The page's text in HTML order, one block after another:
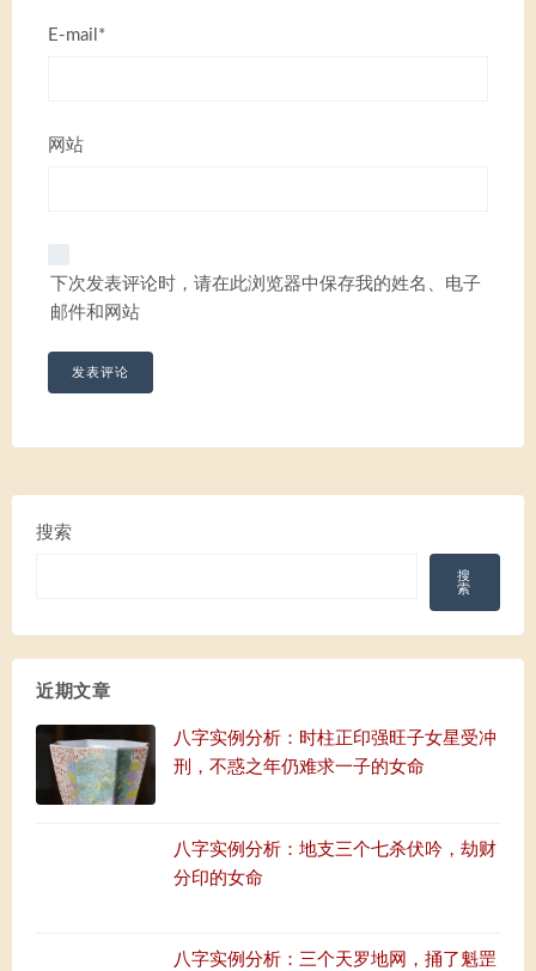
E-mail*
网站
下次发表评论时，请在此浏览器中保存我的姓名、电子
邮件和网站
搜索
搜
索
近期文章
八字实例分析：时柱正印强旺子女星受冲
刑，不惑之年仍难求一子的女命
八字实例分析：地支三个七杀伏吟，劫财
分印的女命
八字实例分析：三个天罗地网，捅了魁罡